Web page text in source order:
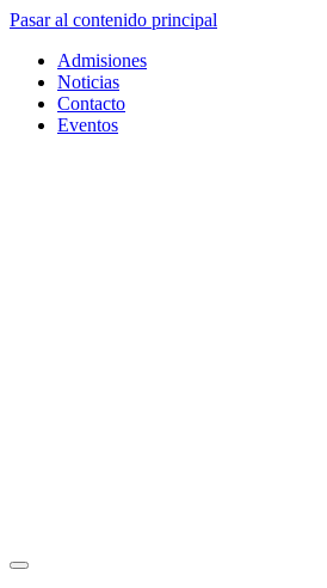
Pasar al contenido principal
Admisiones
Noticias
Contacto
Eventos